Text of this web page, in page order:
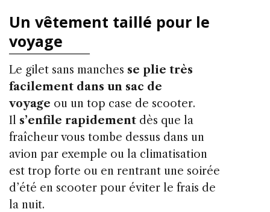
Un vêtement taillé pour le
voyage
Le gilet sans manches se plie très
facilement dans un sac de
voyage ou un top case de scooter.
Il s’enfile rapidement dès que la
fraîcheur vous tombe dessus dans un
avion par exemple ou la climatisation
est trop forte ou en rentrant une soirée
d’été en scooter pour éviter le frais de
la nuit.